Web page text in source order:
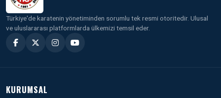
Türkiye'de karatenin yönetiminden sorumlu tek resmi otoritedir. Ulusal
ve uluslararası platformlarda ülkemizi temsil eder.
KURUMSAL